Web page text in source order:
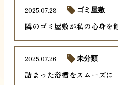
隣のゴミ屋敷が私の心身を
2025.07.28 ゴミ屋敷
詰まった浴槽をスムーズに
2025.07.26 未分類